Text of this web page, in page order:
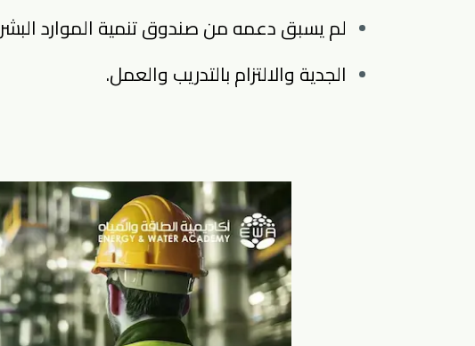
لم يسبق دعمه من صندوق تنمية الموارد
الجدية والالتزام بالتدريب والعمل.